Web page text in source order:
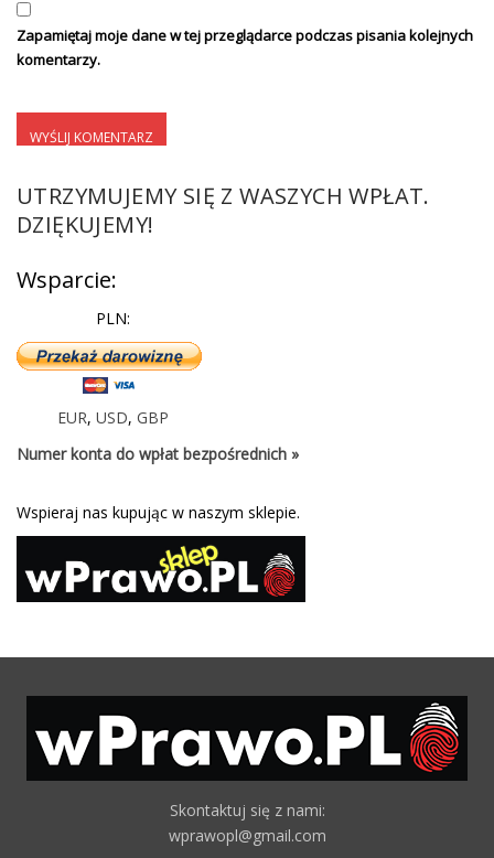
Zapamiętaj moje dane w tej przeglądarce podczas pisania kolejnych
komentarzy.
UTRZYMUJEMY SIĘ Z WASZYCH WPŁAT.
DZIĘKUJEMY!
Wsparcie:
PLN:
EUR, USD, GBP
Numer konta do wpłat bezpośrednich »
Wspieraj nas kupując w naszym sklepie.
Skontaktuj się z nami:
wprawopl@gmail.com